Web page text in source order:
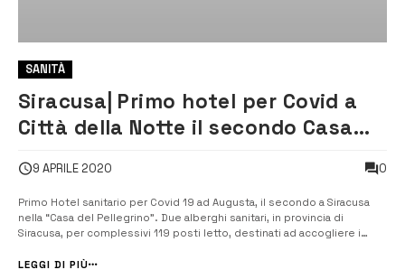
SANITÀ
Siracusa| Primo hotel per Covid a
Città della Notte il secondo Casa
9 APRILE 2020 0
Primo Hotel sanitario per Covid 19 ad Augusta, il secondo a Siracusa
nella “Casa del Pellegrino”. Due alberghi sanitari, in provincia di
Siracusa, per complessivi 119 posti letto, destinati ad accogliere i
ospedali, ma ancora con il rischio di essere contagiosi per le...
LEGGI DI PIÙ